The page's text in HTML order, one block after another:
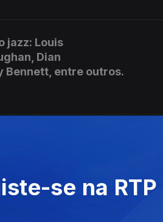
jazz: Louis
Dian
Bennett, entre outros.
se na RTP